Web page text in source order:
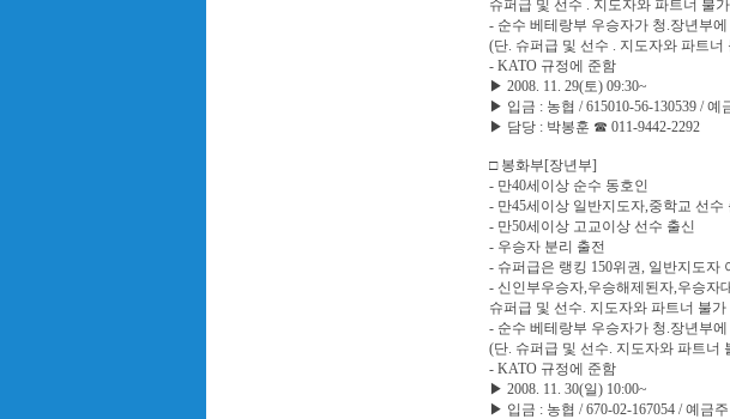
슈퍼급 및 선수 . 지도자와 파트너 불가
- 순수 베테랑부 우승자가 청.장년부
(단. 슈퍼급 및 선수 . 지도자와 파트너
- KATO 규정에 준함
▶ 2008. 11. 29(토) 09:30~
▶ 입금 : 농협 / 615010-56-130539 /
▶ 담당 : 박봉훈 ☎ 011-9442-2292
□ 봉화부[장년부]
- 만40세이상 순수 동호인
- 만45세이상 일반지도자,중학교 선수
- 만50세이상 고교이상 선수 출신
- 우승자 분리 출전
- 슈퍼급은 랭킹 150위권, 일반지도자
- 신인부우승자,우승해제된자,우승자
슈퍼급 및 선수. 지도자와 파트너 불가
- 순수 베테랑부 우승자가 청.장년부
(단. 슈퍼급 및 선수. 지도자와 파트너
- KATO 규정에 준함
▶ 2008. 11. 30(일) 10:00~
▶ 입금 : 농협 / 670-02-167054 / 예금